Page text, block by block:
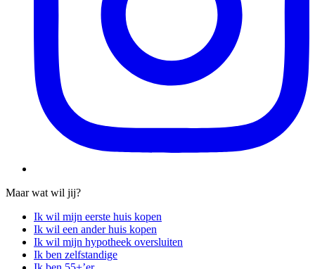
Maar wat wil jij?
Ik wil mijn eerste huis kopen
Ik wil een ander huis kopen
Ik wil mijn hypotheek oversluiten
Ik ben zelfstandige